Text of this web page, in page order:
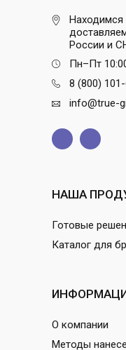
НАША
Готовые
Каталог для
О компании
Методы
Находимся
России и
Пн–Пт
8 (800)
info@true-